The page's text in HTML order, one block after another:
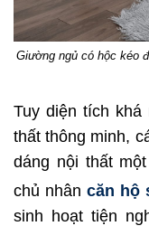
Giường ngủ có hộc kéo
Tuy diện tích
thất thông minh,
dáng nội thất
chủ nhân căn hộ
sinh hoạt tiện